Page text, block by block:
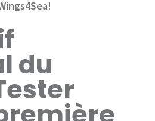
!
du